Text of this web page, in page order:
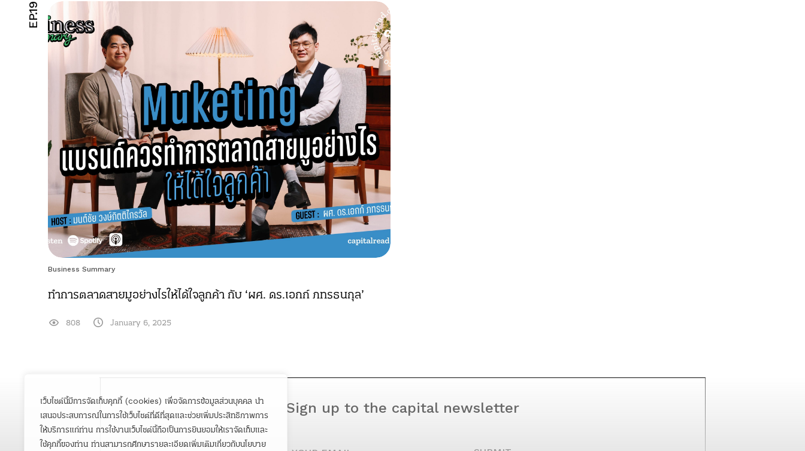
เว็บไซต์นี้มีการจัดเก็บคุกกี้ (cookies) เพื่อจัดการข้อมูลส่วนบุคคล นำ
เสนอประสบการณ์ในการใช้เว็บไซต์ที่ดีที่สุดและช่วยเพิ่มประสิทธิภาพการ
ให้บริการแก่ท่าน การใช้งานเว็บไซต์นี้ถือเป็นการยินยอมให้เราจัดเก็บและ
ใช้คุกกี้ของท่าน ท่านสามารถศึกษารายละเอียดเพิ่มเติมเกี่ยวกับนโยบาย
Business Summary
ทำการตลาดสายมูอย่างไรให้ได้ใจลูกค้า กับ ‘ผศ. ดร.เอกก์ ภทรธนกุล’
EP.19
808 January 6, 2025
Sign up to the capital newsletter